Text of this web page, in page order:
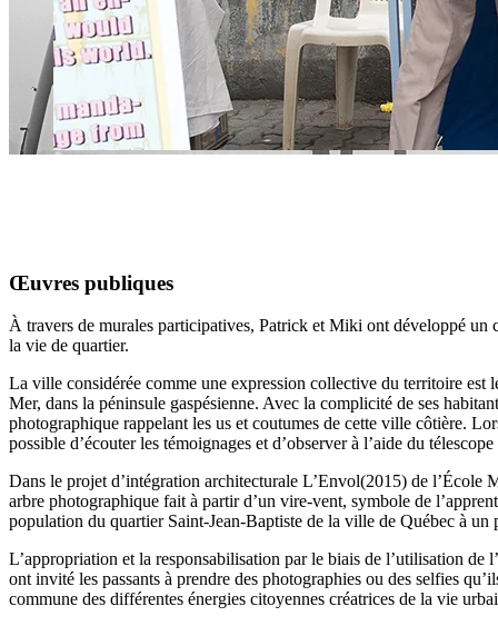
Œuvres publiques
À travers de murales participatives, Patrick et Miki ont développé un
la vie de quartier.
La ville considérée comme une expression collective du territoire est
Mer, dans la péninsule gaspésienne. Avec la complicité de ses
photographique rappelant les us et coutumes de cette ville côtière.
possible d’écouter les témoignages et d’observer à l’aide du
Dans le projet d’intégration architecturale L’Envol(2015) de l’École
arbre photographique fait à partir d’un vire-vent, symbole de
population du quartier Saint-Jean-Baptiste de la ville de Québec à
L’appropriation et la responsabilisation par le biais de l’utilisation
ont invité les passants à prendre des photographies ou des selfies
commune des différentes énergies citoyennes créatrices de la vie